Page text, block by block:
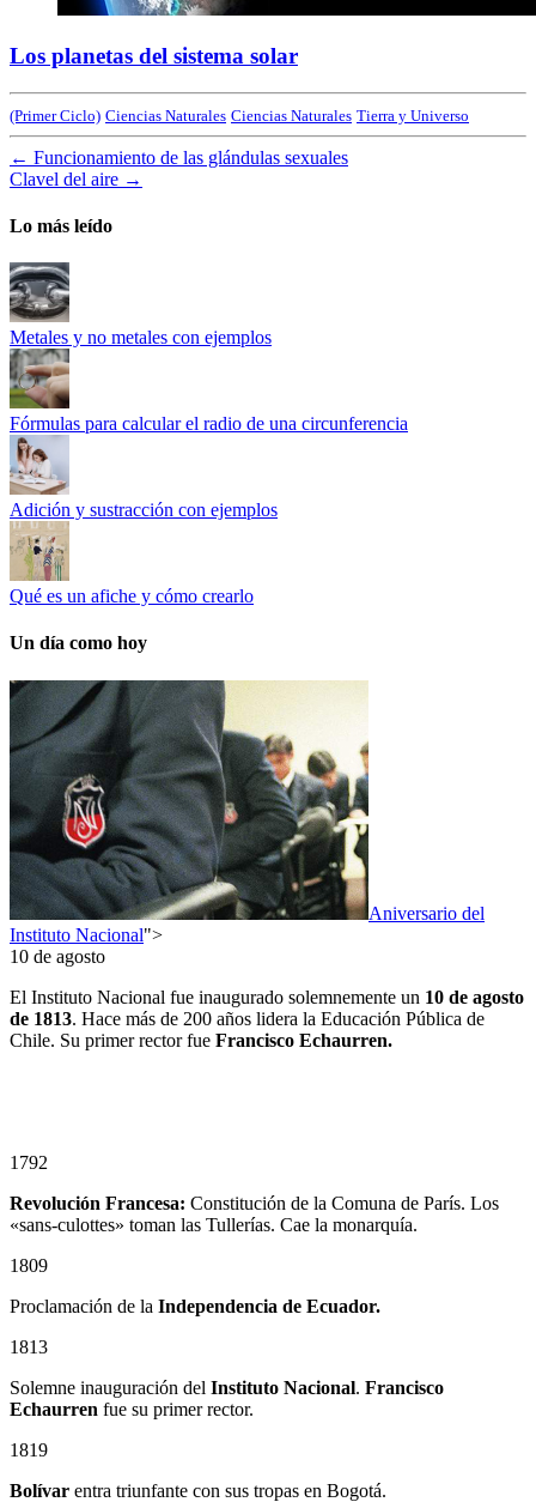
Los planetas del sistema solar
(Primer Ciclo) Ciencias Naturales Ciencias Naturales Tierra y Universo
← Funcionamiento de las glándulas sexuales
Clavel del aire →
Lo más leído
Metales y no metales con ejemplos
Fórmulas para calcular el radio de una circunferencia
Adición y sustracción con ejemplos
Qué es un afiche y cómo crearlo
Un día como hoy
Aniversario del
Instituto Nacional">
10 de agosto
El Instituto Nacional fue inaugurado solemnemente un 10 de agosto
de 1813. Hace más de 200 años lidera la Educación Pública de
Chile. Su primer rector fue Francisco Echaurren.
1792
Revolución Francesa: Constitución de la Comuna de París. Los
«sans-culottes» toman las Tullerías. Cae la monarquía.
1809
Proclamación de la Independencia de Ecuador.
1813
Solemne inauguración del Instituto Nacional. Francisco
Echaurren fue su primer rector.
1819
Bolívar entra triunfante con sus tropas en Bogotá.